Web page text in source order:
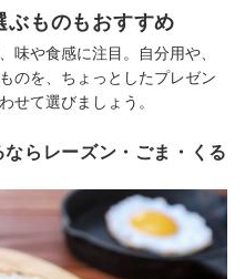
ぶものもおすすめ
味や食感に注目。自分用や、
のを、ちょっとしたプレゼン
せて選びましょう。
らレーズン・ごま・くる